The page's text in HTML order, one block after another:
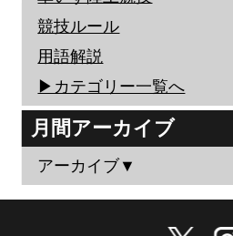
競技ルール
用語解説
▶︎カテゴリー一覧へ
月間アーカイブ
アーカイブ▼